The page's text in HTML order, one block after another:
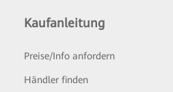
Kaufanleitung
Preise/Info anfordern
Händler finden